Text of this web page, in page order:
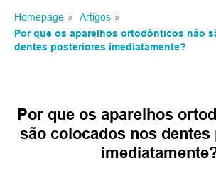
Homepage » Artigos »
Por que os aparelhos ortodônticos não
dentes posteriores imediatamente?
Por que os aparelhos
são colocados nos